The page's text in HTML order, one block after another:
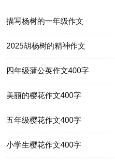
描写杨树的一年级作文
2025胡杨树的精神作文
四年级蒲公英作文400字
美丽的樱花作文400字
五年级樱花作文400字
小学生樱花作文400字